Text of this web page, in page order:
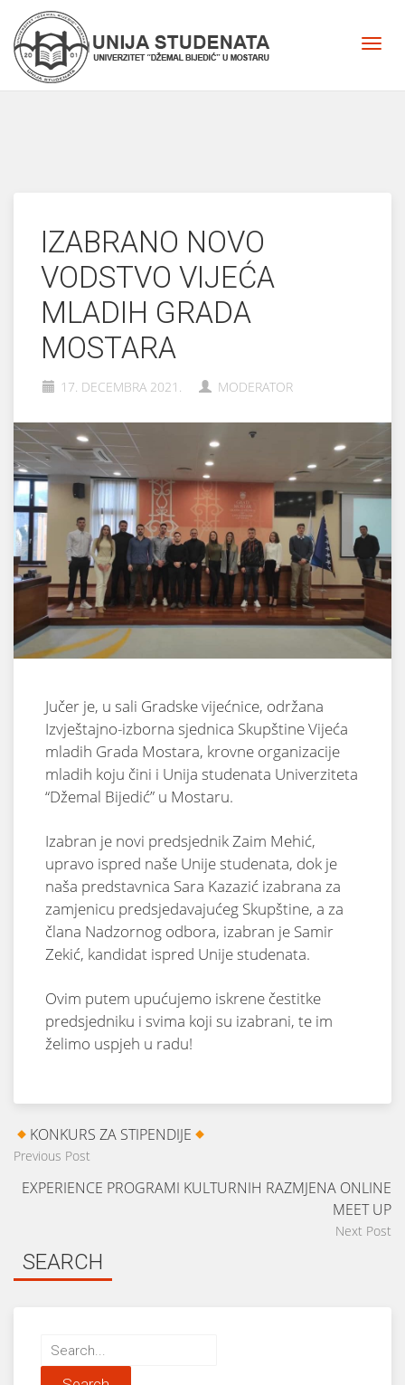
IZABRANO NOVO
VODSTVO VIJEĆA
MLADIH GRADA
MOSTARA
17. DECEMBRA 2021. MODERATOR
Jučer je, u sali Gradske vijećnice, održana
Izvještajno-izborna sjednica Skupštine Vijeća
mladih Grada Mostara, krovne organizacije
mladih koju čini i Unija studenata Univerziteta
“Džemal Bijedić” u Mostaru.
Izabran je novi predsjednik Zaim Mehić,
upravo ispred naše Unije studenata, dok je
naša predstavnica Sara Kazazić izabrana za
zamjenicu predsjedavajućeg Skupštine, a za
člana Nadzornog odbora, izabran je Samir
Zekić, kandidat ispred Unije studenata.
Ovim putem upućujemo iskrene čestitke
predsjedniku i svima koji su izabrani, te im
želimo uspjeh u radu!
KONKURS ZA STIPENDIJE
Previous Post
EXPERIENCE PROGRAMI KULTURNIH RAZMJENA ONLINE
MEET UP
Next Post
SEARCH
Search
for: